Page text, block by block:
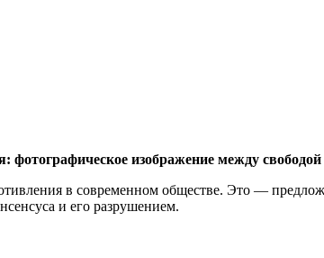
фотографическое изображение между
в современном обществе. Это —
и его разрушением.